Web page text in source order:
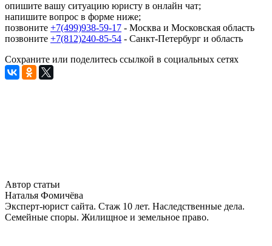
опишите вашу ситуацию юристу в онлайн чат;
напишите вопрос в форме ниже;
позвоните +7(499)938-59-17 - Москва и Московская область
позвоните +7(812)240-85-54 - Санкт-Петербург и область
Сохраните или поделитесь ссылкой в социальных сетях
Автор статьи
Наталья Фомичёва
Эксперт-юрист сайта. Стаж 10 лет. Наследственные дела.
Семейные споры. Жилищное и земельное право.